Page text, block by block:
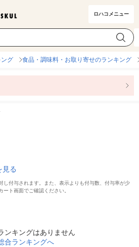
ロハコメニュー
カテゴリ選択
グ 食品・調味料・お取り寄せのランキング
見る
し付与されます。また、表示よりも付与数、付与率が少
ト画面でご確認ください。
ンキングはありません
合ランキングへ